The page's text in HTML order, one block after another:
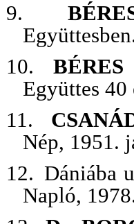
9.
10.
BÉRES
Együttes 40
11.
Nép, 1951.
12. Dániába
Napló,